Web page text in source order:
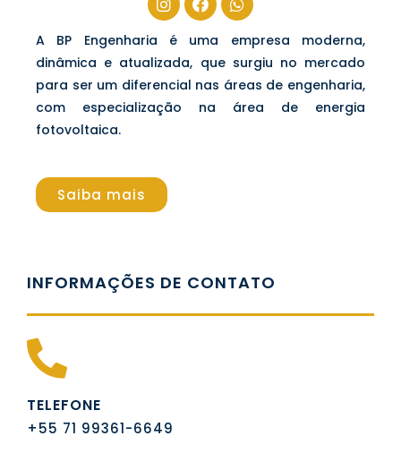
A BP Engenharia é uma empresa moderna,
dinâmica e atualizada, que surgiu no mercado
para ser um diferencial nas áreas de engenharia,
com especialização na área de energia
fotovoltaica.
Saiba mais
INFORMAÇÕES DE CONTATO
TELEFONE
+55 71 99361-6649